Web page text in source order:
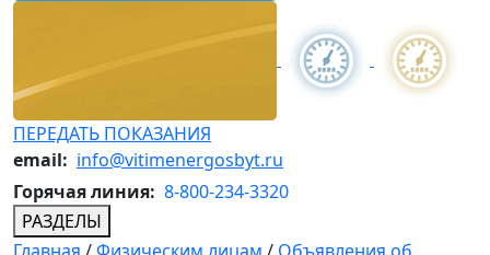
ПЕРЕДАТЬ ПОКАЗАНИЯ
email: info@vitimenergosbyt.ru
Горячая линия: 8-800-234-3320
РАЗДЕЛЫ